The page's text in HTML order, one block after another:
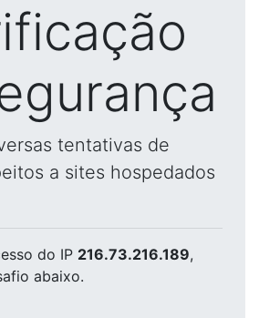
tentativas de
a sites hospedados
do IP 216.73.216.189,
abaixo.